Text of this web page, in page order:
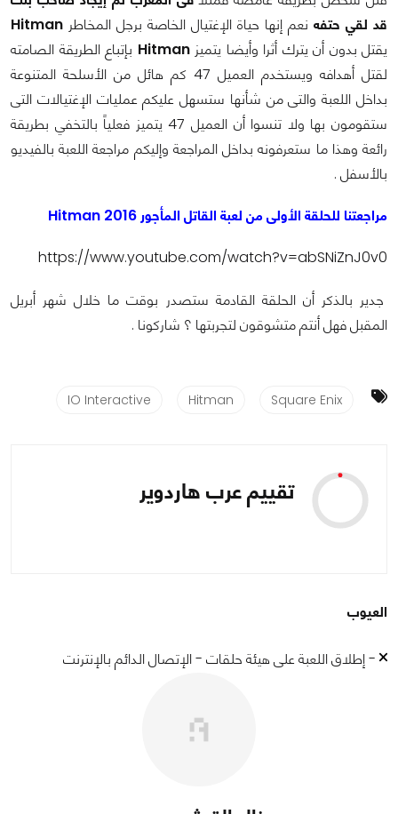
قد لقي حتفه نعم إنها حياة الإغتيال الخاصة برجل المخاطر Hitman
يقتل بدون أن يترك أثرا وأيضا يتميزHitman بإتباع الطريقة الصامته
لقتل أهدافه ويستخدم العميل 47 كم هائل من الأسلحة المتنوعة
بداخل اللعبة والتى من شأنها ستسهل عليكم عمليات الإغتيالات التى
ستقومون بها ولا تنسوا أن العميل 47 يتميز فعلياً بالتخفي بطريقة
رائعة وهذا ما ستعرفونه بداخل المراجعة وإليكم مراجعة اللعبة بالفيديو
بالأسفل .
مراجعتنا للحلقة الأولى من لعبة القاتل المأجور Hitman 2016
https://www.youtube.com/watch?v=abSNiZnJ0v0
جدير بالذكر أن الحلقة القادمة ستصدر بوقت ما خلال شهر أبريل
المقبل فهل أنتم متشوقون لتجربتها ؟ شاركونا .
Square Enix
Hitman
IO Interactive
تقييم عرب هاردوير
العيوب
- إطلاق اللعبة على هيئة حلقات - الإتصال الدائم بالإنترنت